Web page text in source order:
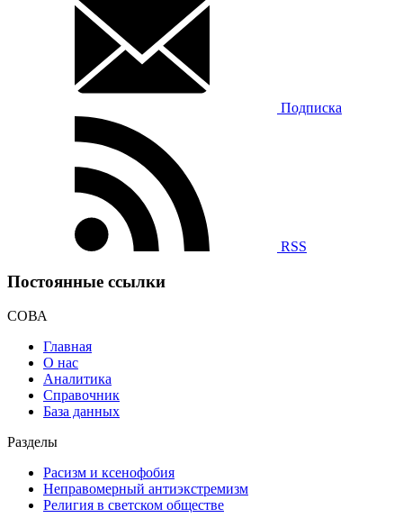
Подписка
RSS
Постоянные ссылки
СОВА
Главная
О нас
Аналитика
Справочник
База данных
Разделы
Расизм и ксенофобия
Неправомерный антиэкстремизм
Религия в светском обществе